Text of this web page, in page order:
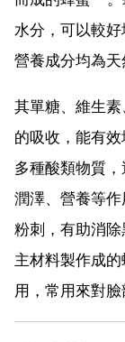
水分，可以較
營養成分均為天
其單糖、維生
的吸收，能有
多種酸類物質
潤澤、營養等作
粉刺，有助消
主材料製作成
用，常用來對